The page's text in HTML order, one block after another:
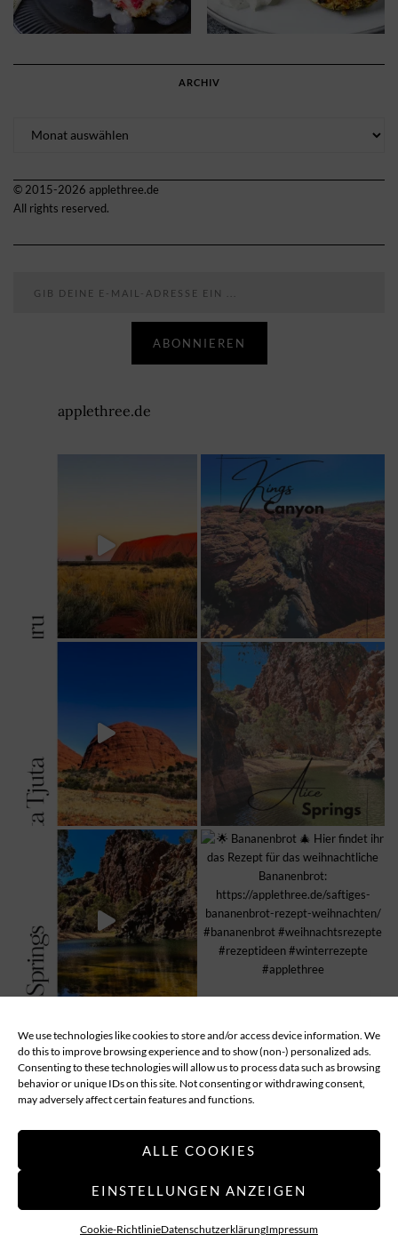
We use technologies like cookies to store and/or access device information. We
do this to improve browsing experience and to show (non-) personalized ads.
Consenting to these technologies will allow us to process data such as browsing
behavior or unique IDs on this site. Not consenting or withdrawing consent,
may adversely affect certain features and functions.
ALLE COOKIES
EINSTELLUNGEN ANZEIGEN
Cookie-RichtlinieDatenschutzerklärungImpressum
ARCHIV
© 2015-2026 applethree.de
All rights reserved.
ABONNIEREN
applethree.de
MEHR LADEN... Follow
ABOUT DATENSCHUTZ
IMPRESSUM
COOKIE-RICHTLINIE (EU)
Applethree – Food | Travel | Games